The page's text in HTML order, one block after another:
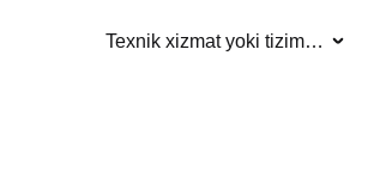
Texnik xizmat yoki tizim yangilanishlari